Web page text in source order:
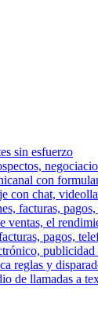
sin esfuerzo
con
con chat,
facturas,
ventas, el
pagos,
reglas y
de llamadas a